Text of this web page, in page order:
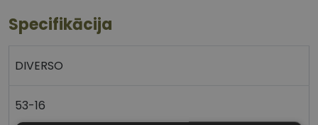
Specifikācija
DIVERSO
53-16